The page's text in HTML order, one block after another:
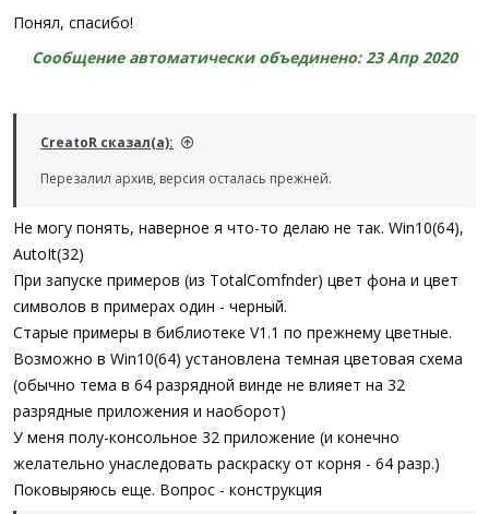
Понял, спасибо!
Сообщение автоматически объединено: 23 Апр 2020
CreatoR сказал(а):
Перезалил архив, версия осталась прежней.
Не могу понять, наверное я что-то делаю не так. Win10(64),
AutoIt(32)
При запуске примеров (из TotalComfnder) цвет фона и цвет
символов в примерах один - черный.
Старые примеры в библиотеке V1.1 по прежнему цветные.
Возможно в Win10(64) установлена темная цветовая схема
(обычно тема в 64 разрядной винде не влияет на 32
разрядные приложения и наоборот)
У меня полу-консольное 32 приложение (и конечно
желательно унаследовать раскраску от корня - 64 разр.)
Поковыряюсь еще. Вопрос - конструкция